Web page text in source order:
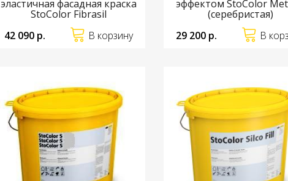
эластичная фасадная краска
StoColor Fibrasil
42 090 р.
В корзину
эффектом StoColor
(серебристая)
29 200 р.
В